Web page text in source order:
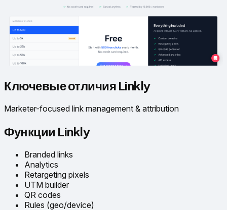
Ключевые отличия Linkly
Marketer-focused link management & attribution
Функции Linkly
Branded links
Analytics
Retargeting pixels
UTM builder
QR codes
Rules (geo/device)